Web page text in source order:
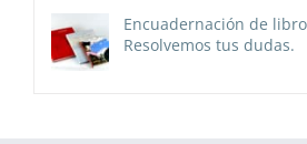
Encuadernación de
Resolvemos tus dudas.